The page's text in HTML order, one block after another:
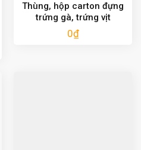
Thùng, hộp carton đựng
trứng gà, trứng vịt
0₫